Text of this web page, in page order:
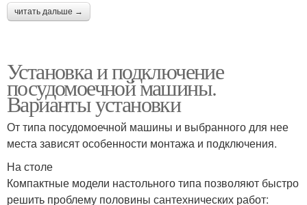
читать дальше →
Установка и подключение
посудомоечной машины.
Варианты установки
От типа посудомоечной машины и выбранного для нее
места зависят особенности монтажа и подключения.
На столе
Компактные модели настольного типа позволяют быстро
решить проблему половины сантехнических работ: